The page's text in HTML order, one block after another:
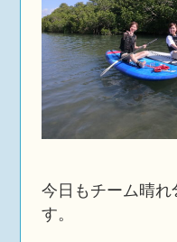
今日もチーム晴れ
す。